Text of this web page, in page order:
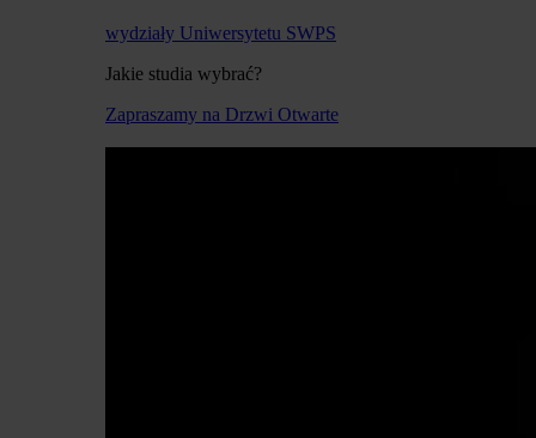
wydziały Uniwersytetu SWPS
Jakie studia wybrać?
Zapraszamy na Drzwi Otwarte